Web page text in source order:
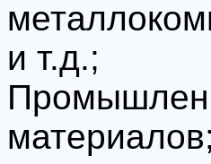
и т.д.;
материалов;